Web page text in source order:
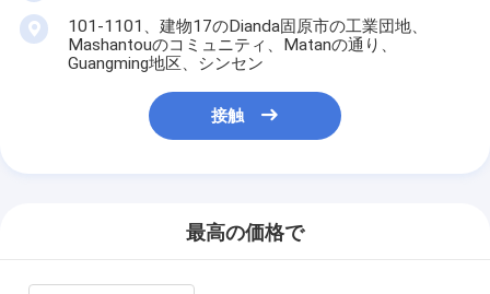
101-1101、建物17のDianda固原市の工業団地、
Mashantouのコミュニティ、Matanの通り、
Guangming地区、シンセン
接触
最高の価格で